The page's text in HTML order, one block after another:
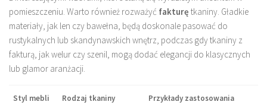
pomieszczeniu. Warto również rozważyć fakturę tkaniny. Gładkie
materiały, jak len czy bawełna, będą doskonale pasować do
rustykalnych lub skandynawskich wnętrz, podczas gdy tkaniny z
fakturą, jak welur czy szenil, mogą dodać elegancji do klasycznych
lub glamor aranżacji.
Styl mebli Rodzaj tkaniny Przykłady zastosowania